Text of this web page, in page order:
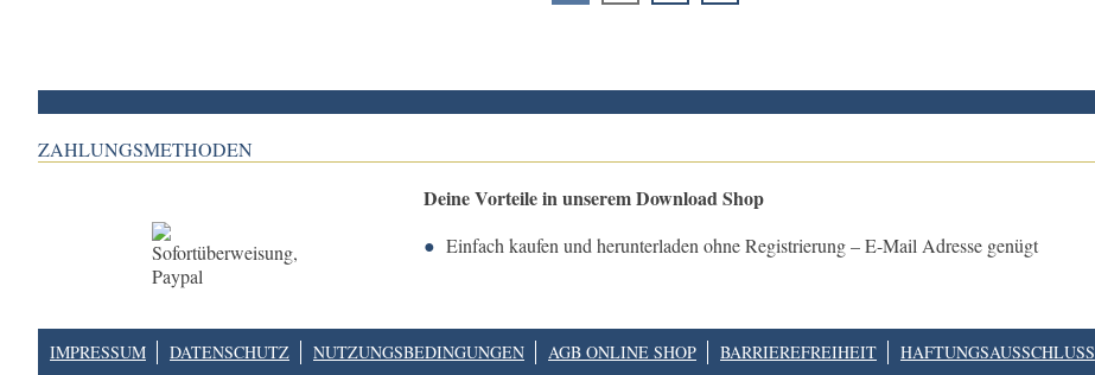
ZAHLUNGSMETHODEN
Deine Vorteile in unserem Download Shop
Einfach kaufen und herunterladen ohne Registrierung – E-Mail Adresse genügt
IMPRESSUM DATENSCHUTZ NUTZUNGSBEDINGUNGEN AGB ONLINE SHOP BARRIEREFREIHEIT HAFTUNGSAUSSCHLUSS